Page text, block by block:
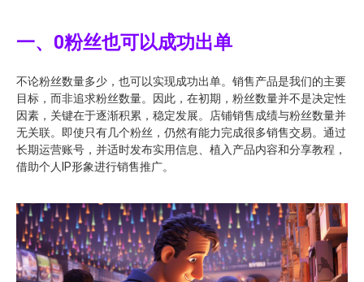
一、0粉丝也可以成功出单
不论粉丝数量多少，也可以实现成功出单。销售产品是我们的主要
目标，而非追求粉丝数量。因此，在初期，粉丝数量并不是决定性
因素，关键在于逐渐积累，稳定发展。店铺销售成绩与粉丝数量并
无关联。即使只有几个粉丝，仍然有能力完成很多销售交易。通过
长期运营账号，并适时发布实用信息、植入产品内容和分享教程，
借助个人IP形象进行销售推广。